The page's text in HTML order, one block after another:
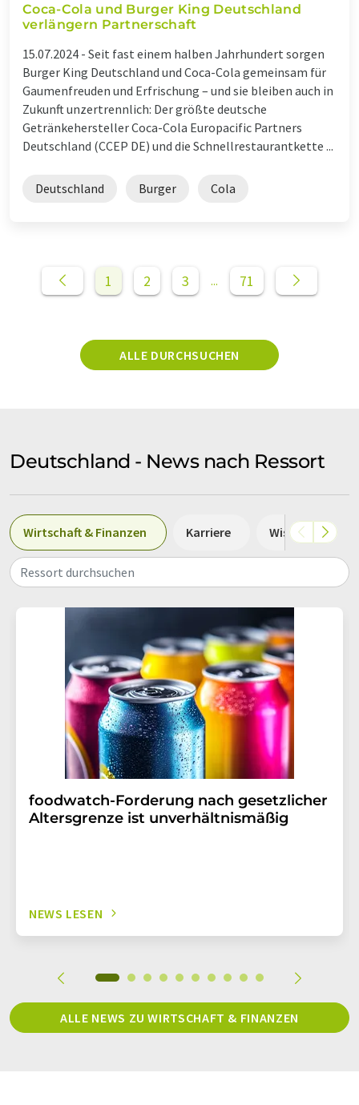
Coca-Cola und Burger King Deutschland
verlängern Partnerschaft
15.07.2024 - Seit fast einem halben Jahrhundert sorgen
Burger King Deutschland und Coca-Cola gemeinsam für
Gaumenfreuden und Erfrischung – und sie bleiben auch in
Zukunft unzertrennlich: Der größte deutsche
Getränkehersteller Coca-Cola Europacific Partners
Deutschland (CCEP DE) und die Schnellrestaurantkette ...
Deutschland Burger Cola
1 2 3 ... 71
ALLE DURCHSUCHEN
Deutschland - News nach Ressort
Wirtschaft & Finanzen Karriere Wissenschaft
Ressort durchsuchen
foodwatch-Forderung nach gesetzlicher
Altersgrenze ist unverhältnismäßig
NEWS LESEN
ALLE NEWS ZU WIRTSCHAFT & FINANZEN